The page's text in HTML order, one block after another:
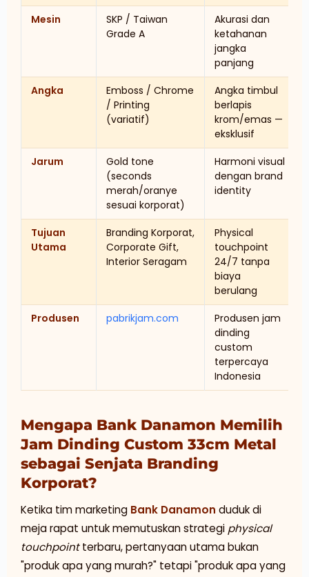
Mesin
SKP / Taiwan
Grade A
Akurasi dan
ketahanan
jangka
panjang
Angka
Emboss / Chrome
/ Printing
(variatif)
Angka timbul
berlapis
krom/emas —
eksklusif
Jarum
Gold tone
(seconds
merah/oranye
sesuai korporat)
Harmoni visual
dengan brand
identity
Tujuan
Utama
Branding Korporat,
Corporate Gift,
Interior Seragam
Physical
touchpoint
24/7 tanpa
biaya
berulang
Produsen
pabrikjam.com
Produsen jam
dinding
custom
terpercaya
Indonesia
Mengapa Bank Danamon Memilih
Jam Dinding Custom 33cm Metal
sebagai Senjata Branding
Korporat?
Ketika tim marketing Bank Danamon duduk di
meja rapat untuk memutuskan strategi physical
touchpointterbaru, pertanyaan utama bukan
"produk apa yang murah?" tetapi "produk apa yang